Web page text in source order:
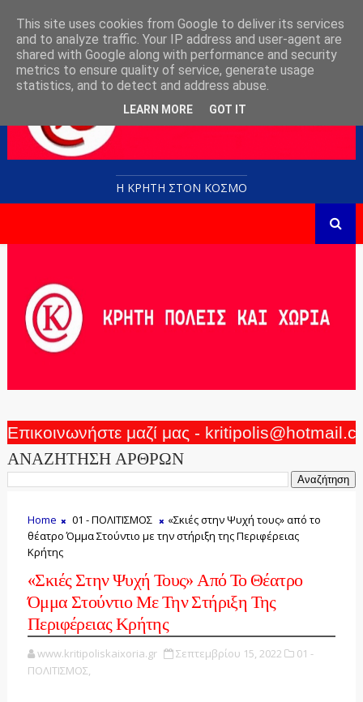
Η ΚΡΗΤΗ ΣΤΟN KOΣΜΟ
Επικοινωνήστε μαζί μας -
ΑΝΑΖΗΤΗΣΗ ΑΡΘΡΩΝ
Home 01 - ΠΟΛΙΤΙΣΜΟΣ
«Σκιές στην Ψυχή τους» από το
θέατρο Όμμα Στούντιο με την στήριξη της Περιφέρειας
Κρήτης
«Σκιές Στην Ψυχή Τους» Από Το Θέατρο
Όμμα Στούντιο Με Την Στήριξη Της
Περιφέρειας Κρήτης
www.kritipoliskaixoria.gr Σεπτεμβρίου 15, 2022
01 -
ΠΟΛΙΤΙΣΜΟΣ,
This site uses cookies from Google to deliver its services
and to analyze traffic. Your IP address and user-agent are
shared with Google along with performance and security
metrics to ensure quality of service, generate usage
statistics, and to detect and address abuse.
LEARN MORE GOT IT